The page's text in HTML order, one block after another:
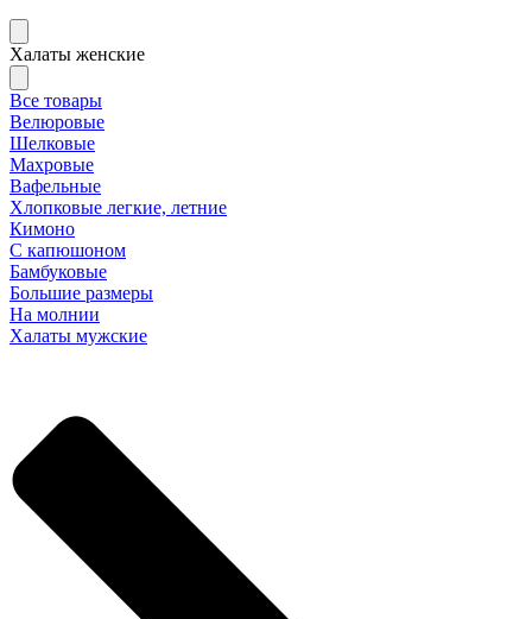
Халаты женские
Все товары
Велюровые
Шелковые
Махровые
Вафельные
Хлопковые легкие, летние
Кимоно
С капюшоном
Бамбуковые
Большие размеры
На молнии
Халаты мужские